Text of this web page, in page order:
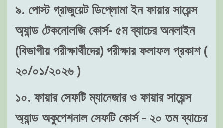
৯. পোস্ট গ্রাজুয়েট ডিপ্লোমা ইন ফায়ার সায়েন্স
অ্যান্ড টেকনোলজি কোর্স- ৫ম ব্যাচের অনলাইন
(বিভাগীয় পরীক্ষার্থীদের) পরীক্ষার ফলাফল প্রকাশ (
২০/০১/২০২৬ )
১০. ফায়ার সেফটি ম্যানেজার ও ফায়ার সায়েন্স
অ্যান্ড অকুপেশনাল সেফটি কোর্স - ২০ তম ব্যাচের